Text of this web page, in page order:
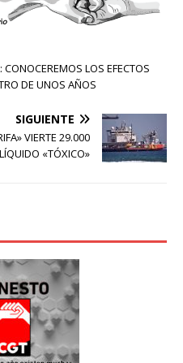
CONOCEREMOS LOS EFECTOS
DE UNOS AÑOS
SIGUIENTE
VIERTE 29.000
«TÓXICO»